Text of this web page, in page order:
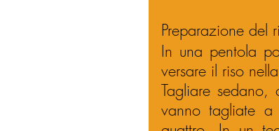
Preparazione del
In una pentola
versare il riso
Tagliare
vanno tagliate